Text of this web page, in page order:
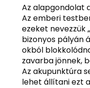
Az alapgondolat
Az emberi
ezeket nevezzük
bizonyos pályán
okból
zavarba jönnek,
Az akupunktúra
lehet állítani ezt